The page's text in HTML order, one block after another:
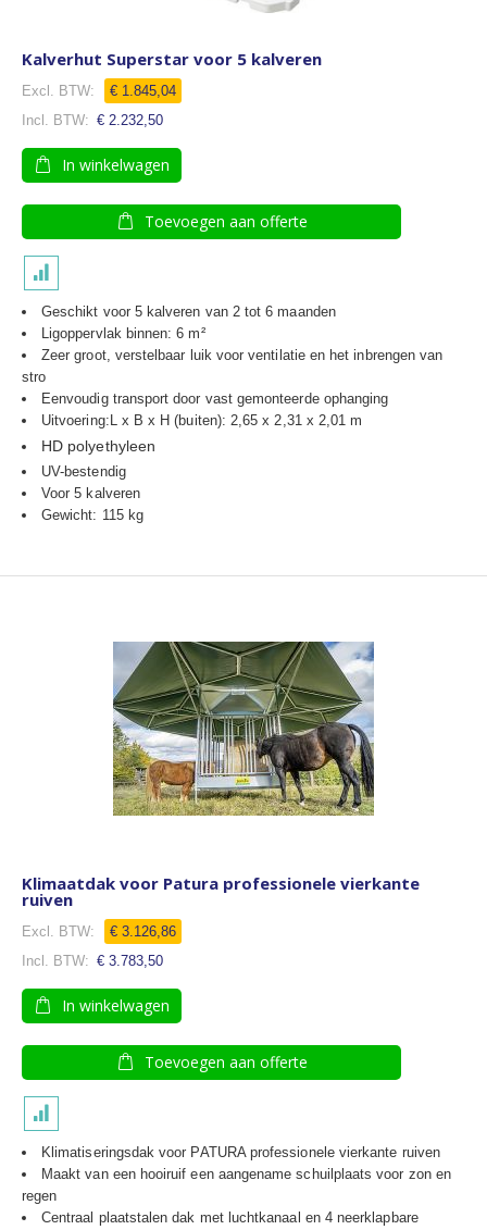
Kalverhut Superstar voor 5 kalveren
€ 1.845,04
Speciale
€ 2.232,50
In winkelwagen
Toevoegen aan offerte
Geschikt voor 5 kalveren van 2 tot 6 maanden
Ligoppervlak binnen: 6 m²
Zeer groot, verstelbaar luik voor ventilatie en het inbrengen van
stro
Eenvoudig transport door vast gemonteerde ophanging
Uitvoering:L x B x H (buiten): 2,65 x 2,31 x 2,01 m
HD polyethyleen
UV-bestendig
Voor 5 kalveren
Gewicht: 115 kg
Klimaatdak voor Patura professionele vierkante
ruiven
€ 3.126,86
Speciale
€ 3.783,50
In winkelwagen
Toevoegen aan offerte
Klimatiseringsdak voor PATURA professionele vierkante ruiven
Maakt van een hooiruif een aangename schuilplaats voor zon en
regen
Centraal plaatstalen dak met luchtkanaal en 4 neerklapbare